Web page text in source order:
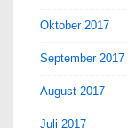
Oktober 2017
September 2017
August 2017
Juli 2017